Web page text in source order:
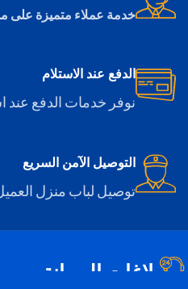
خدمة عملاء متميزة على
الدفع عند الاستلام
نوفر خدمات الدفع عند
التوصيل الآمن السريع
توصيل لباب منزل
بلاغات الصيانة